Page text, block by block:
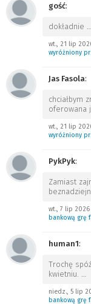
gość:
dokładnie …
wt., 21 lip
wyróżniony
Jas Fasola:
chciałbym
oferowana
wt., 21 lip
wyróżniony
PykPyk:
Zamiast
wt., 7 lip 2026
bankową grę
human1:
Trochę
kwietniu. …
niedz., 5 lip
bankową grę